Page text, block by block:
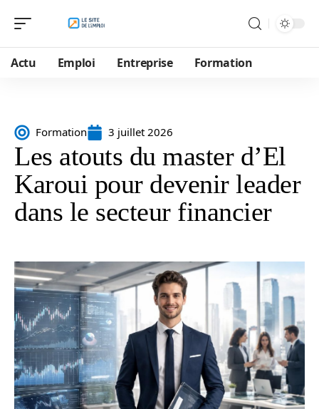
Actu Emploi Entreprise Formation
Formation 3 juillet 2026
Les atouts du master d’El
Karoui pour devenir leader
dans le secteur financier